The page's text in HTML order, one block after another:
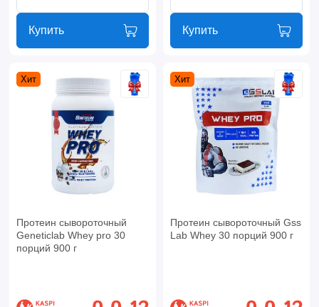
Купить Купить
Хит
Протеин сывороточный
Geneticlab Whey pro 30
порций 900 г
Хит
Протеин сывороточный Gss
Lab Whey 30 порций 900 г